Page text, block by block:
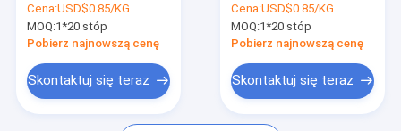
Poprosić o wycenę
Selektywny system regałów paletowych
przechowywania
mezaniny
Cena:USD$0.85/KG
MOQ:1*20 stóp
Pobierz najnowszą cenę
Skontaktuj się teraz
przestrzeń pionową
Cena:USD$0.85/KG
MOQ:1*20 stóp
Pobierz najnowszą cenę
Skontaktuj się teraz